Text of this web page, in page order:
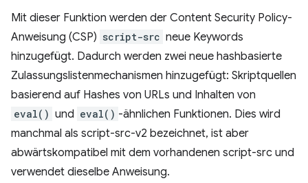
Mit dieser Funktion werden der Content Security Policy-
Anweisung (CSP) script-src neue Keywords
hinzugefügt. Dadurch werden zwei neue hashbasierte
Zulassungslistenmechanismen hinzugefügt: Skriptquellen
basierend auf Hashes von URLs und Inhalten von
eval() und eval() -ähnlichen Funktionen. Dies wird
manchmal als script-src-v2 bezeichnet, ist aber
abwärtskompatibel mit dem vorhandenen script-src und
verwendet dieselbe Anweisung.